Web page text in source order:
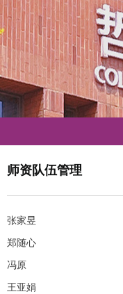
师资队伍管理
张家昱
郑随心
冯原
王亚娟